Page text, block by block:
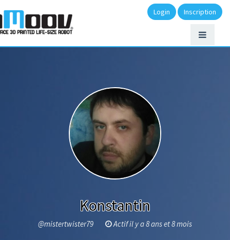
Login Inscription
Konstantin
@mistertwister79 Actif il y a 8 ans et 8 mois